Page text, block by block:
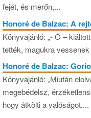
fejét, és merőn,...
Honoré de Balzac: A
Könyvajánló: „- Ó –
tették, magukra
Honoré de Balzac:
Könyvajánló: „Miután
megebédelsz,
hogy átkölti a valóságot....